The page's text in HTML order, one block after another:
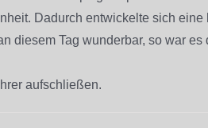
Dadurch entwickelte sich
diesem Tag wunderbar, so war
aufschließen.